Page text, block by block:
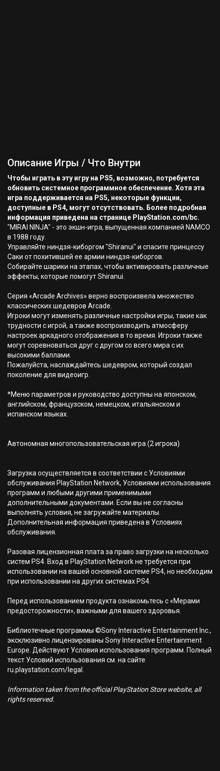
Описание Игры / Что Внутри
Чтобы играть в эту игру на PS5, возможно, потребуется
обновить системное программное обеспечение. Хотя эта
игра поддерживается на PS5, некоторые функции,
доступные в PS4, могут отсутствовать. Более подробная
информация приведена на странице PlayStation.com/bc.
"MIRAI NINJA" - это экшн-игра, выпущенная компанией NAMCO
в 1988 году.
Управляйте ниндзя-киборгом "Shiranui" и спасите принцессу
Саки от похитившей ее армии ниндзя-киборгов.
Собирайте шарики на этапах, чтобы активировать различные
эффекты, которые помогут Shiranui.
Серия «Arcade Archives» верно воспроизвела множество
классических шедевров Arcade.
Игроки могут изменять различные настройки игры, такие как
трудности с игрой, а также воспроизводить атмосферу
настроек аркадного отображения в то время. Игроки также
могут соревноваться друг с другом со всего мира с их
высокими баллами.
Пожалуйста, наслаждайтесь шедевром, который создал
поколение для видеоигр.
*Меню параметров и руководство доступны на японском,
английском, французском, немецком, итальянском и
испанском языках.
Автономная многопользовательская игра (2 игрока)
Загрузка осуществляется в соответствии с Условиями
обслуживания PlayStation Network, Условиями использования
программ и любыми другими применимыми
дополнительными документами. Если вы не согласны
выполнять условия, не загружайте материалы.
Дополнительная информация приведена в Условиях
обслуживания.
Разовая лицензионная плата за право загрузки на несколько
систем PS4. Вход в PlayStation Network не требуется при
использовании на вашей основной системе PS4, но необходим
при использовании на других системах PS4.
Перед использованием продукта ознакомьтесь с «Мерами
предосторожности», важными для вашего здоровья.
Библиотечные программы ©Sony Interactive Entertainment Inc.,
эксклюзивно лицензированы Sony Interactive Entertainment
Europe. Действуют Условия использования программ. Полный
текст Условий использования см. на сайте
ru.playstation.com/legal.
Information taken from the official PlayStation Store website, all
rights reserved.